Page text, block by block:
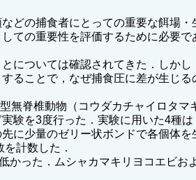
どの捕食者にとっての重要な餌場・
ての重要性を評価するために必要で
については確認されてきた．しかし
ることで，なぜ捕食圧に差が生じる
無脊椎動物（コウダカチャイロタマ
験を3度行った．実験に用いた4種は
に少量のゼリー状ボンドで各個体を
計数した．
かった．ムシャカマキリヨコエビお